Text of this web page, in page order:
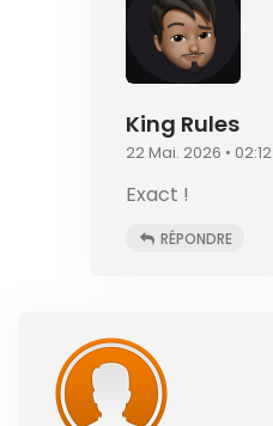
King Rules
22 Mai. 2026 • 02:12
Exact !
RÉPONDRE